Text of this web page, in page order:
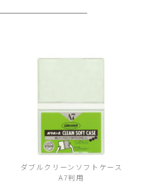
ダブルクリーンソフトケース
A7判用